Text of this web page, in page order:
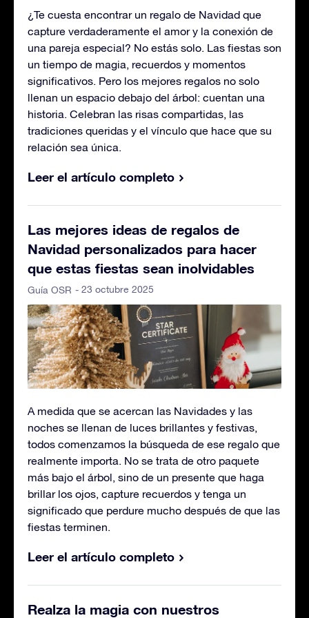
¿Te cuesta encontrar un regalo de Navidad que
capture verdaderamente el amor y la conexión de
una pareja especial? No estás solo. Las fiestas son
un tiempo de magia, recuerdos y momentos
significativos. Pero los mejores regalos no solo
llenan un espacio debajo del árbol: cuentan una
historia. Celebran las risas compartidas, las
tradiciones queridas y el vínculo que hace que su
relación sea única.
Leer el artículo completo
Las mejores ideas de regalos de
Navidad personalizados para hacer
que estas fiestas sean inolvidables
Guía OSR - 23 octubre 2025
A medida que se acercan las Navidades y las
noches se llenan de luces brillantes y festivas,
todos comenzamos la búsqueda de ese regalo que
realmente importa. No se trata de otro paquete
más bajo el árbol, sino de un presente que haga
brillar los ojos, capture recuerdos y tenga un
significado que perdure mucho después de que las
fiestas terminen.
Leer el artículo completo
Realza la magia con nuestros